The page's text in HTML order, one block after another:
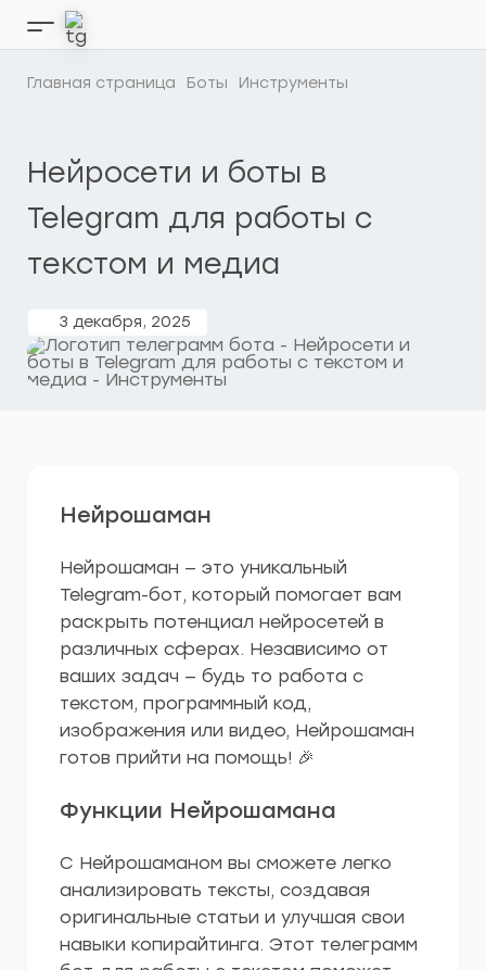
Перейти
содержимому
Кнопка
бокового
меню
Главная страница Боты Инструменты
Нейросети и боты в
Telegram для работы с
текстом и медиа
3 декабря, 2025
Нейрошаман
Нейрошаман — это уникальный
Telegram-бот, который помогает вам
раскрыть потенциал нейросетей в
различных сферах. Независимо от
ваших задач — будь то работа с
текстом, программный код,
изображения или видео, Нейрошаман
готов прийти на помощь! 🎉
Функции Нейрошамана
С Нейрошаманом вы сможете легко
анализировать тексты, создавая
оригинальные статьи и улучшая свои
навыки копирайтинга. Этот телеграмм